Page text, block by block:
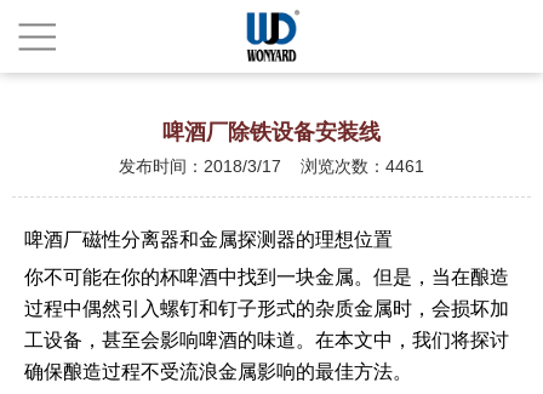
啤酒厂除铁设备安装线
发布时间：2018/3/17 浏览次数：4461
啤酒厂磁性分离器和金属探测器的理想位置
你不可能在你的杯啤酒中找到一块金属。但是，当在酿造
过程中偶然引入螺钉和钉子形式的杂质金属时，会损坏加
工设备，甚至会影响啤酒的味道。在本文中，我们将探讨
确保酿造过程不受流浪金属影响的最佳方法。